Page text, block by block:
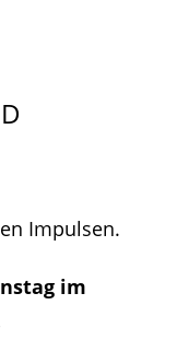
Impulsen.
im